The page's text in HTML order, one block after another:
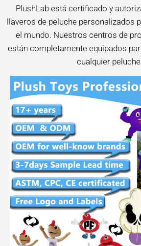
PlushLab está certificado y
llaveros de peluche personalizados
el mundo. Nuestros centros de
están completamente equipados
cualquier